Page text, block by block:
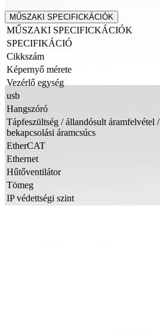
MŰSZAKI SPECIFICKÁCIÓK
MŰSZAKI SPECIFICKÁCIÓK
SPECIFIKÁCIÓ
Cikkszám
Képernyő mérete
Vezérlő egység
usb
Hangszóró
Tápfeszültség / állandósult áramfelvétel /
bekapcsolási áramcsúcs
EtherCAT
Ethernet
Hűtőventilátor
Tömeg
IP védettségi szint